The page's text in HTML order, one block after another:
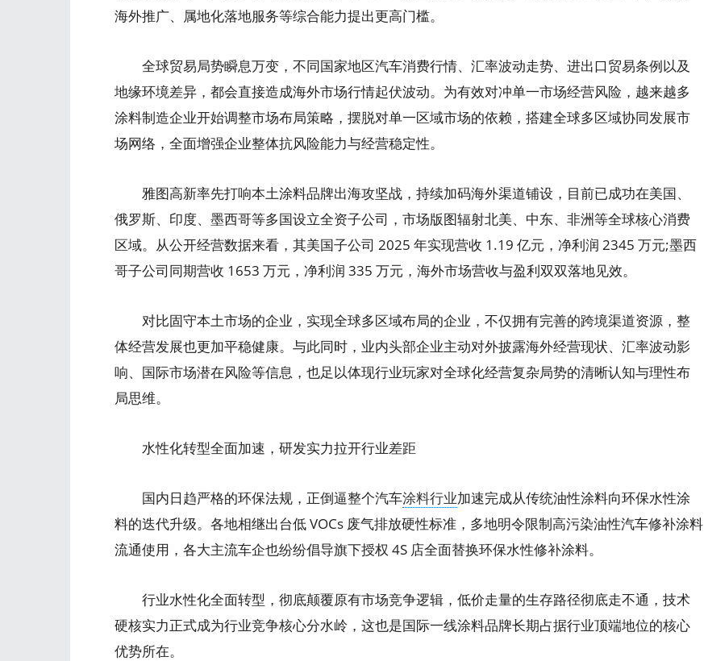
海外推广、属地化落地服务等综合能力提出更高门槛。
全球贸易局势瞬息万变，不同国家地区汽车消费行情、汇率波动走势、进出口贸易条例以及
地缘环境差异，都会直接造成海外市场行情起伏波动。为有效对冲单一市场经营风险，越来越多
涂料制造企业开始调整市场布局策略，摆脱对单一区域市场的依赖，搭建全球多区域协同发展市
场网络，全面增强企业整体抗风险能力与经营稳定性。
雅图高新率先打响本土涂料品牌出海攻坚战，持续加码海外渠道铺设，目前已成功在美国、
俄罗斯、印度、墨西哥等多国设立全资子公司，市场版图辐射北美、中东、非洲等全球核心消费
区域。从公开经营数据来看，其美国子公司 2025 年实现营收 1.19 亿元，净利润 2345 万元;墨西
哥子公司同期营收 1653 万元，净利润 335 万元，海外市场营收与盈利双双落地见效。
对比固守本土市场的企业，实现全球多区域布局的企业，不仅拥有完善的跨境渠道资源，整
体经营发展也更加平稳健康。与此同时，业内头部企业主动对外披露海外经营现状、汇率波动影
响、国际市场潜在风险等信息，也足以体现行业玩家对全球化经营复杂局势的清晰认知与理性布
局思维。
水性化转型全面加速，研发实力拉开行业差距
国内日趋严格的环保法规，正倒逼整个汽车涂料行业加速完成从传统油性涂料向环保水性涂
料的迭代升级。各地相继出台低 VOCs 废气排放硬性标准，多地明令限制高污染油性汽车修补涂料
流通使用，各大主流车企也纷纷倡导旗下授权 4S 店全面替换环保水性修补涂料。
行业水性化全面转型，彻底颠覆原有市场竞争逻辑，低价走量的生存路径彻底走不通，技术
硬核实力正式成为行业竞争核心分水岭，这也是国际一线涂料品牌长期占据行业顶端地位的核心
优势所在。